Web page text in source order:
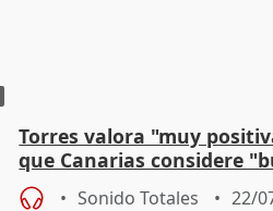
Torres valora "muy
que Canarias considere
propuesta del CPFF
Sonido Totales 22/